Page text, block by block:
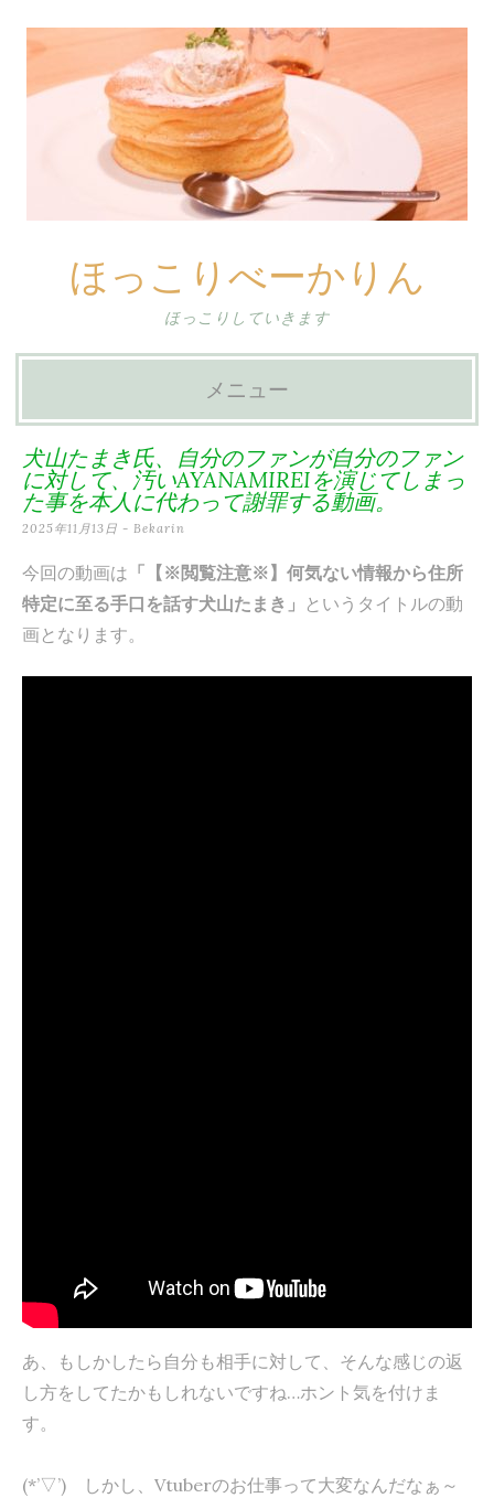
ほっこりべーかりん
ほっこりしていきます
メニュー
ン
テ
ツ
へ
犬山たまき氏、自分のファンが自分のファン
に対して、汚いAYANAMIREIを演じてしまっ
た事を本人に代わって謝罪する動画。
2025年11月13日 - Bekarin
今回の動画は 「【※閲覧注意※】何気ない情報から住所
特定に至る手口を話す犬山たまき」 というタイトルの動
画となります。
あ、もしかしたら自分も相手に対して、そんな感じの返
し方をしてたかもしれないですね…ホント気を付けま
す。
(*’▽’) しかし、Vtuberのお仕事って大変なんだなぁ～